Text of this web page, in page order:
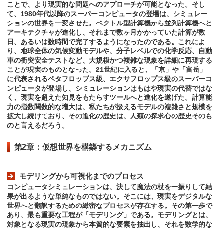
ことで、より現実的な問題へのアプローチが可能となった。そし
て、1980年代以降のスーパーコンピュータの登場は、シミュレー
ションの世界を一変させた。ベクトル型計算機から並列計算機へと
アーキテクチャが進化し、それまで数ヶ月かかっていた計算が数
日、あるいは数時間で完了するようになったのである。これによ
り、地球全体の気候変動モデルや、分子レベルでの化学反応、自動
車の衝突安全テストなど、大規模かつ複雑な現象を詳細に再現する
ことが現実のものとなった。21世紀に入ると、「京」や「富岳」
に代表されるペタフロップス級、エクサフロップス級のスーパーコ
ンピュータが登場し、シミュレーションはもはや現実の代替ではな
く、現実を超えた知見をもたらすツールへと進化を遂げた。計算能
力の指数関数的な増大は、私たちが扱えるモデルの複雑さと規模を
拡大し続けており、その進化の歴史は、人類の探求心の歴史そのも
のと言えるだろう。
第2章：仮想世界を構築するメカニズム
モデリングから可視化までのプロセス
コンピュータシミュレーションは、決して魔法の杖を一振りして結
果が出るような単純なものではない。そこには、現実をデジタルな
世界へと翻訳するための緻密なプロセスが存在する。その第一歩で
あり、最も重要な工程が「モデリング」である。モデリングとは、
対象となる現実の現象から本質的な要素を抽出し、それを数学的な